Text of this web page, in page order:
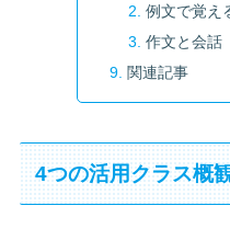
例文で覚え
作文と会話
関連記事
4つの活用クラス概